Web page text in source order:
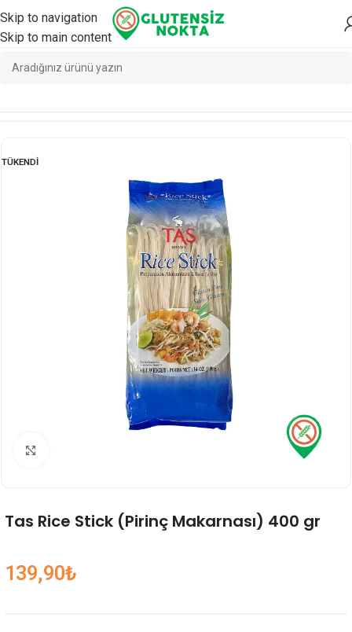
Skip to navigation
Skip to main content
Ana Sayfa Yemeklik
TÜKENDI
Tas Rice Stick (Pirinç Makarnası) 400 gr
139,90₺